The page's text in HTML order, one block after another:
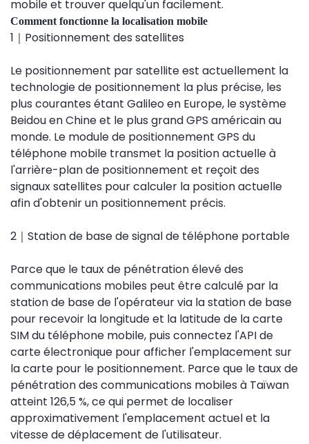
mobile et trouver quelqu'un facilement.
Comment fonctionne la localisation mobile
1｜Positionnement des satellites
Le positionnement par satellite est actuellement la
technologie de positionnement la plus précise, les
plus courantes étant Galileo en Europe, le système
Beidou en Chine et le plus grand GPS américain au
monde. Le module de positionnement GPS du
téléphone mobile transmet la position actuelle à
l'arrière-plan de positionnement et reçoit des
signaux satellites pour calculer la position actuelle
afin d'obtenir un positionnement précis.
2｜Station de base de signal de téléphone portable
Parce que le taux de pénétration élevé des
communications mobiles peut être calculé par la
station de base de l'opérateur via la station de base
pour recevoir la longitude et la latitude de la carte
SIM du téléphone mobile, puis connectez l'API de
carte électronique pour afficher l'emplacement sur
la carte pour le positionnement. Parce que le taux de
pénétration des communications mobiles à Taïwan
atteint 126,5 %, ce qui permet de localiser
approximativement l'emplacement actuel et la
vitesse de déplacement de l'utilisateur.